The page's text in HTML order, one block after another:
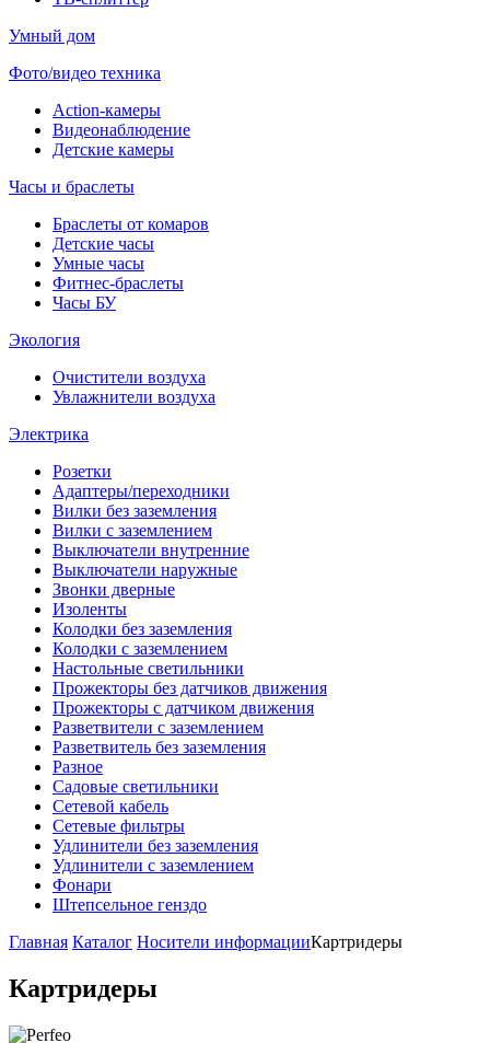
Умный дом
Фото/видео техника
Action-камеры
Видеонаблюдение
Детские камеры
Часы и браслеты
Браслеты от комаров
Детские часы
Умные часы
Фитнес-браслеты
Часы БУ
Экология
Очистители воздуха
Увлажнители воздуха
Электрика
Розетки
Адаптеры/переходники
Вилки без заземления
Вилки с заземлением
Выключатели внутренние
Выключатели наружные
Звонки дверные
Изоленты
Колодки без заземления
Колодки с заземлением
Настольные светильники
Прожекторы без датчиков движения
Прожекторы с датчиком движения
Разветвители с заземлением
Разветвитель без заземления
Разное
Садовые светильники
Сетевой кабель
Сетевые фильтры
Удлинители без заземления
Удлинители с заземлением
Фонари
Штепсельное генздо
Главная Каталог Носители информацииКартридеры
Картридеры